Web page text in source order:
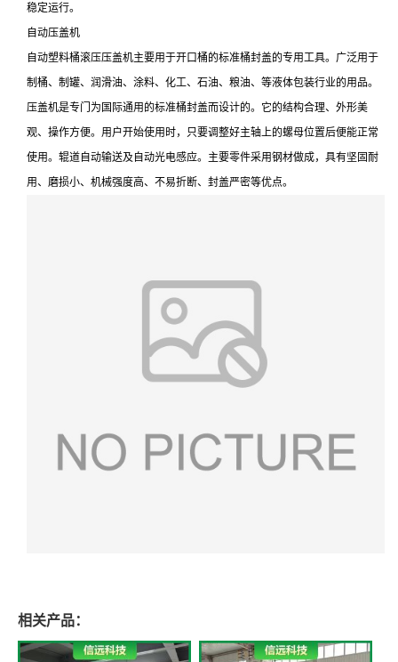
稳定运行。
自动压盖机
自动塑料桶滚压压盖机主要用于开口桶的标准桶封盖的专用工具。广泛用于
制桶、制罐、润滑油、涂料、化工、石油、粮油、等液体包装行业的用品。
压盖机是专门为国际通用的标准桶封盖而设计的。它的结构合理、外形美
观、操作方便。用户开始使用时，只要调整好主轴上的螺母位置后便能正常
使用。辊道自动输送及自动光电感应。主要零件采用钢材做成，具有坚固耐
用、磨损小、机械强度高、不易折断、封盖严密等优点。
相关产品：